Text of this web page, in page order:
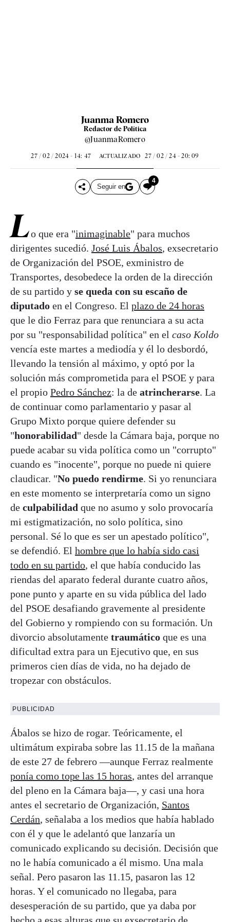
Juanma Romero
Redactor de Política
@JuanmaRomero
27 / 02 / 2024 - 14: 47 ACTUALIZADO 27 / 02 / 24 - 20: 09
Seguir en
4
Lo que era "inimaginable" para muchos
dirigentes sucedió. José Luis Ábalos, exsecretario
de Organización del PSOE, exministro de
Transportes, desobedece la orden de la dirección
de su partido y se queda con su escaño de
diputado en el Congreso. El plazo de 24 horas
que le dio Ferraz para que renunciara a su acta
por su "responsabilidad política" en el caso Koldo
vencía este martes a mediodía y él lo desbordó,
llevando la tensión al máximo, y optó por la
solución más comprometida para el PSOE y para
el propio Pedro Sánchez: la de atrincherarse. La
de continuar como parlamentario y pasar al
Grupo Mixto porque quiere defender su
"honorabilidad" desde la Cámara baja, porque no
puede acabar su vida política como un "corrupto"
cuando es "inocente", porque no puede ni quiere
claudicar. "No puedo rendirme. Si yo renunciara
en este momento se interpretaría como un signo
de culpabilidad que no asumo y solo provocaría
mi estigmatización, no solo política, sino
personal. Sé lo que es ser un apestado político",
se defendió. El hombre que lo había sido casi
todo en su partido, el que había conducido las
riendas del aparato federal durante cuatro años,
pone punto y aparte en su vida pública del lado
del PSOE desafiando gravemente al presidente
del Gobierno y rompiendo con su formación. Un
divorcio absolutamente traumático que es una
dificultad extra para un Ejecutivo que, en sus
primeros cien días de vida, no ha dejado de
tropezar con obstáculos.
PUBLICIDAD
Ábalos se hizo de rogar. Teóricamente, el
ultimátum expiraba sobre las 11.15 de la mañana
de este 27 de febrero —aunque Ferraz realmente
ponía como tope las 15 horas, antes del arranque
del pleno en la Cámara baja—, y casi una hora
antes el secretario de Organización, Santos
Cerdán, señalaba a los medios que había hablado
con él y que le adelantó que lanzaría un
comunicado explicando su decisión. Decisión que
no le había comunicado a él mismo. Una mala
señal. Pero pasaron las 11.15, pasaron las 12
horas. Y el comunicado no llegaba, para
desesperación de su partido, que ya daba por
hecho a esas alturas que su exsecretario de